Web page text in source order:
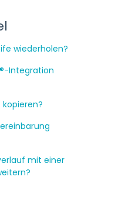
wiederholen?
Integration
kopieren?
mit einer